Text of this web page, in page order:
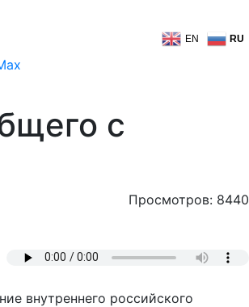
EN RU
с
Просмотров: 8440
внутреннего российского